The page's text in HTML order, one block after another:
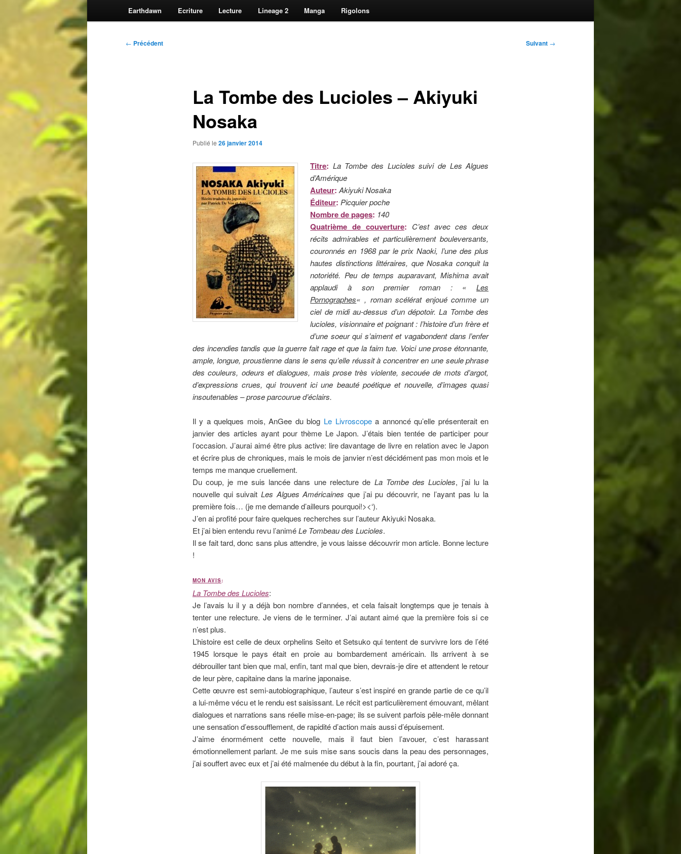
Earthdawn Ecriture Lecture Lineage 2 Manga Rigolons
Navigation
← Précédent Suivant →
La Tombe des Lucioles – Akiyuki
Nosaka
Publié le 26 janvier 2014
Titre: La Tombe des Lucioles suivi de Les Algues
d’Amérique
Auteur: Akiyuki Nosaka
Éditeur:Picquier poche
Nombre de pages: 140
Quatrième de couverture: C’est avec ces deux
récits admirables et particulièrement bouleversants,
couronnés en 1968 par le prix Naoki, l’une des plus
hautes distinctions littéraires, que Nosaka conquit la
notoriété. Peu de temps auparavant, Mishima avait
applaudi à son premier roman : «Les
Pornographes« , roman scélérat enjoué comme un
ciel de midi au-dessus d’un dépotoir. La Tombe des
lucioles, visionnaire et poignant : l’histoire d’un frère et
d’une soeur qui s’aiment et vagabondent dans l’enfer
des incendies tandis que la guerre fait rage et que la faim tue. Voici une prose étonnante,
ample, longue, proustienne dans le sens qu’elle réussit à concentrer en une seule phrase
des couleurs, odeurs et dialogues, mais prose très violente, secouée de mots d’argot,
d’expressions crues, qui trouvent ici une beauté poétique et nouvelle, d’images quasi
insoutenables – prose parcourue d’éclairs.
Il y a quelques mois, AnGee du blog Le Livroscopea annoncé qu’elle présenterait en
janvier des articles ayant pour thème Le Japon. J’étais bien tentée de participer pour
l’occasion. J’aurai aimé être plus active: lire davantage de livre en relation avec le Japon
et écrire plus de chroniques, mais le mois de janvier n’est décidément pas mon mois et le
temps me manque cruellement.
Du coup, je me suis lancée dans une relecture de La Tombe des Lucioles, j’ai lu la
nouvelle qui suivait Les Algues Américaines que j’ai pu découvrir, ne l’ayant pas lu la
première fois… (je me demande d’ailleurs pourquoi!><‘).
J’en ai profité pour faire quelques recherches sur l’auteur Akiyuki Nosaka.
Et j’ai bien entendu revu l’animéLe Tombeau des Lucioles.
Il se fait tard, donc sans plus attendre, je vous laisse découvrir mon article. Bonne lecture
!
MON AVIS:
La Tombe des Lucioles:
Je l’avais lu il y a déjà bon nombre d’années, et cela faisait longtemps que je tenais à
tenter une relecture. Je viens de le terminer. J’ai autant aimé que la première fois si ce
n’est plus.
L’histoire est celle de deux orphelins Seito et Setsuko qui tentent de survivre lors de l’été
1945 lorsque le pays était en proie au bombardement américain. Ils arrivent à se
débrouiller tant bien que mal, enfin, tant mal que bien, devrais-je dire et attendent le retour
de leur père, capitaine dans la marine japonaise.
Cette œuvre est semi-autobiographique, l’auteur s’est inspiré en grande partie de ce qu’il
a lui-même vécu et le rendu est saisissant. Le récit est particulièrement émouvant, mêlant
dialogues et narrations sans réelle mise-en-page; ils se suivent parfois pêle-mêle donnant
une sensation d’essoufflement, de rapidité d’action mais aussi d’épuisement.
J’aime énormément cette nouvelle, mais il faut bien l’avouer, c’est harassant
émotionnellement parlant. Je me suis mise sans soucis dans la peau des personnages,
j’ai souffert avec eux et j’ai été malmenée du début à la fin, pourtant, j’ai adoré ça.